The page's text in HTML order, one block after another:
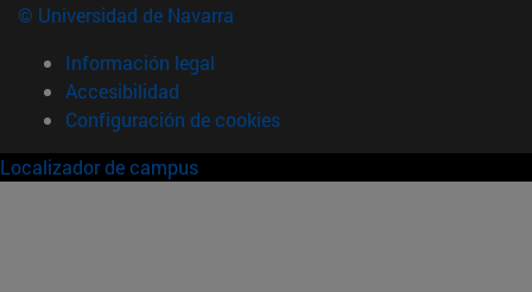
© Universidad de Navarra
Información legal
Accesibilidad
Configuración de cookies
Localizador de campus